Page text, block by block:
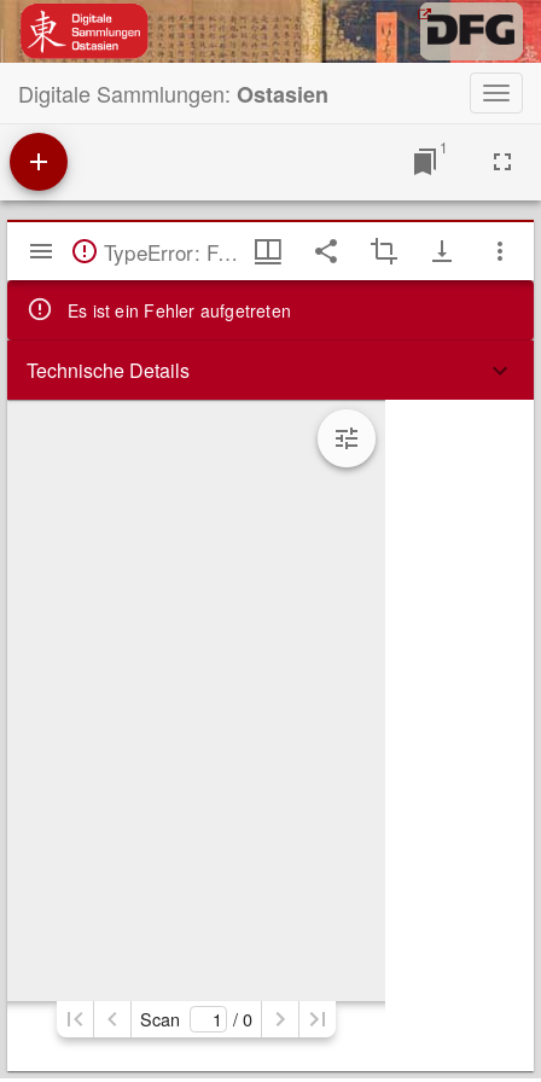
Digitale Sammlungen: Ostasien
1
Mirador
Viewer TypeError: Failed to fetch
Es ist ein Fehler aufgetreten
Technische Details
Scan / 0